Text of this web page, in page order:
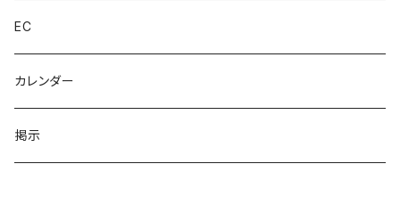
EC
カレンダー
掲示